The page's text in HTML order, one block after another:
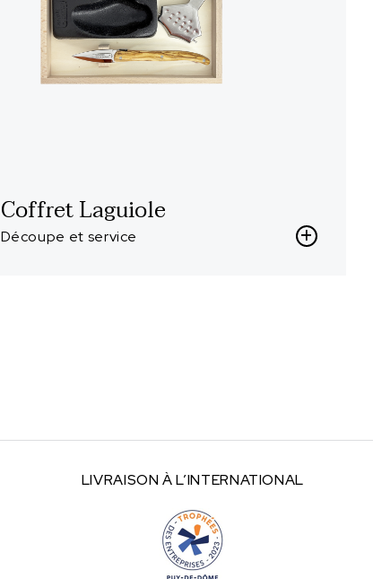
Coffret Laguiole
Découpe et service
LIVRAISON ÀL’INTERNATIONAL